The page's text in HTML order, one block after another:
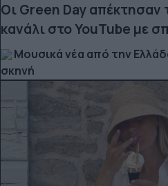
Οι Green Day απέκτησαν
κανάλι στο YouTube με
Μουσικά νέα από την
σκηνή